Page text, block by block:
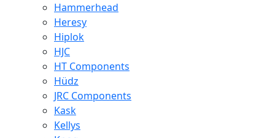
Hammerhead
Heresy
Hiplok
HJC
HT Components
Hüdz
JRC Components
Kask
Kellys